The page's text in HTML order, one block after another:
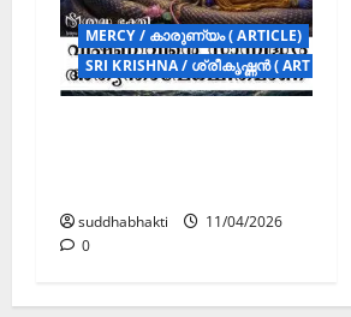
MERCY / കാരുണ്യം ( ARTICLE)
SRI KRISHNA / ശ്രീകൃഷ്ണൻ ( ARTICLES )
suddhabhakti
11/04/2026
0